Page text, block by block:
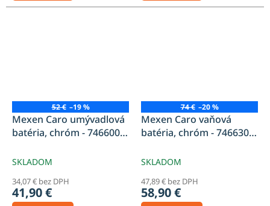
52 € –19 %
Mexen Caro umývadlová
batéria, chróm - 746600-
SKLADOM
34,07 € bez DPH
41,90 €
74 € –20 %
Mexen Caro vaňová
batéria, chróm - 746630-
SKLADOM
47,89 € bez DPH
58,90 €